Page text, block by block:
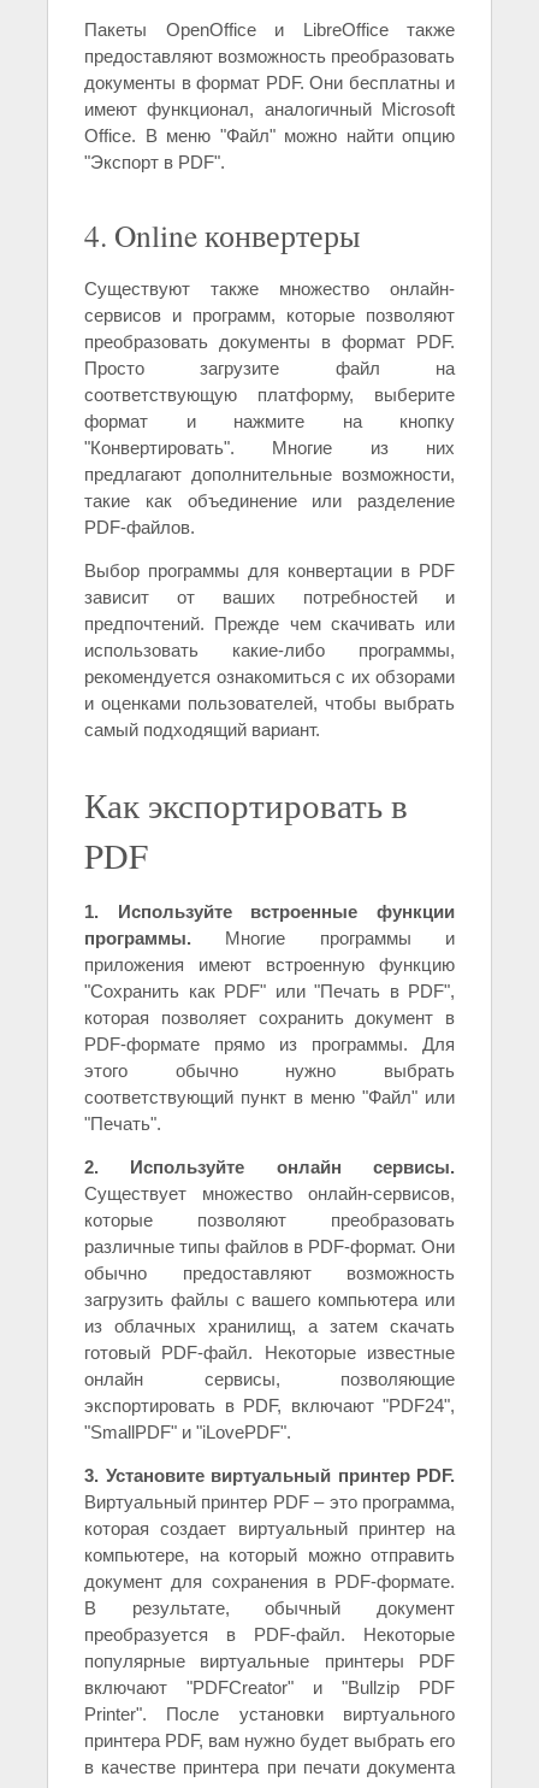
Пакеты OpenOffice и LibreOffice также
предоставляют возможность преобразовать
документы в формат PDF. Они бесплатны и
имеют функционал, аналогичный Microsoft
Office. В меню "Файл" можно найти опцию
"Экспорт в PDF".
4. Online конвертеры
Существуют также множество онлайн-
сервисов и программ, которые позволяют
преобразовать документы в формат PDF.
Просто загрузите файл на
соответствующую платформу, выберите
формат и нажмите на кнопку
"Конвертировать". Многие из них
предлагают дополнительные возможности,
такие как объединение или разделение
PDF-файлов.
Выбор программы для конвертации в PDF
зависит от ваших потребностей и
предпочтений. Прежде чем скачивать или
использовать какие-либо программы,
рекомендуется ознакомиться с их обзорами
и оценками пользователей, чтобы выбрать
самый подходящий вариант.
Как экспортировать в
PDF
1. Используйте встроенные функции
программы. Многие программы и
приложения имеют встроенную функцию
"Сохранить как PDF" или "Печать в PDF",
которая позволяет сохранить документ в
PDF-формате прямо из программы. Для
этого обычно нужно выбрать
соответствующий пункт в меню "Файл" или
"Печать".
2. Используйте онлайн сервисы.
Существует множество онлайн-сервисов,
которые позволяют преобразовать
различные типы файлов в PDF-формат. Они
обычно предоставляют возможность
загрузить файлы с вашего компьютера или
из облачных хранилищ, а затем скачать
готовый PDF-файл. Некоторые известные
онлайн сервисы, позволяющие
экспортировать в PDF, включают "PDF24",
"SmallPDF" и "iLovePDF".
3. Установите виртуальный принтер PDF.
Виртуальный принтер PDF – это программа,
которая создает виртуальный принтер на
компьютере, на который можно отправить
документ для сохранения в PDF-формате.
В результате, обычный документ
преобразуется в PDF-файл. Некоторые
популярные виртуальные принтеры PDF
включают "PDFCreator" и "Bullzip PDF
Printer". После установки виртуального
принтера PDF, вам нужно будет выбрать его
в качестве принтера при печати документа